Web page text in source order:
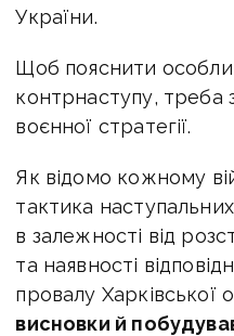
України.
Щоб пояснити
контрнаступу, треба
воєнної стратегії.
Як відомо кожному
тактика
в залежності від
та наявності
провалу Харківської
висновки й